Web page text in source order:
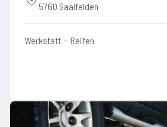
5760 Saalfelden
Werkstatt Reifen